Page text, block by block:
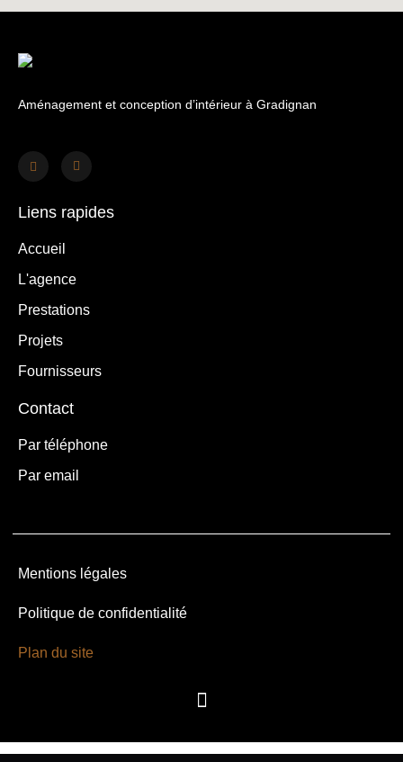
Aménagement et conception d’intérieur à Gradignan
Liens rapides
Accueil
L'agence
Prestations
Projets
Fournisseurs
Contact
Par téléphone
Par email
Mentions légales
Politique de confidentialité
Plan du site